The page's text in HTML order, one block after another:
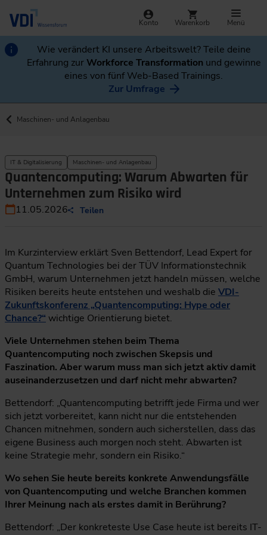
Konto Warenkorb Menü
Wie verändert KI unsere Arbeitswelt? Teile deine
Erfahrung zurWorkforce Transformation und gewinne
eines von fünf Web-Based Trainings.
Zur Umfrage
Maschinen- und Anlagenbau
IT & Digitalisierung Maschinen- und Anlagenbau
Quantencomputing: Warum Abwarten für
Unternehmen zum Risiko wird
11.05.2026 Teilen
Im Kurzinterview erklärt Sven Bettendorf, Lead Expert for
Quantum Technologies bei der TÜV Informationstechnik
GmbH, warum Unternehmen jetzt handeln müssen, welche
Risiken bereits heute entstehen und weshalb die VDI-
Zukunftskonferenz „Quantencomputing: Hype oder
Chance?“ wichtige Orientierung bietet.
Viele Unternehmen stehen beim Thema
Quantencomputing noch zwischen Skepsis und
Faszination. Aber warum muss man sich jetzt aktiv damit
auseinanderzusetzen und darf nicht mehr abwarten?
Bettendorf: „Quantencomputing betrifft jede Firma und wer
sich jetzt vorbereitet, kann nicht nur die entstehenden
Chancen mitnehmen, sondern auch sicherstellen, dass das
eigene Business auch morgen noch steht. Abwarten ist
keine Strategie mehr, sondern ein Risiko.“
Wo sehen Sie heute bereits konkrete Anwendungsfälle
von Quantencomputing und welche Branchen kommen
Ihrer Meinung nach als erstes damit in Berührung?
Bettendorf: „Der konkreteste Use Case heute ist bereits IT-